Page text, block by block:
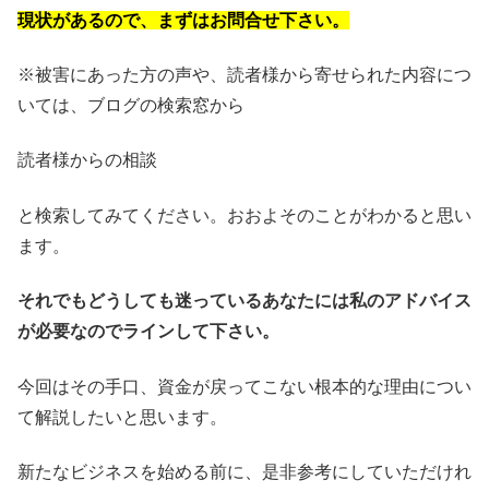
現状があるので、まずはお問合せ下さい。
※被害にあった方の声や、読者様から寄せられた内容につ
いては、ブログの検索窓から
読者様からの相談
と検索してみてください。おおよそのことがわかると思い
ます。
それでもどうしても迷っているあなたには私のアドバイス
が必要なのでラインして下さい。
今回はその手口、資金が戻ってこない根本的な理由につい
て解説したいと思います。
新たなビジネスを始める前に、是非参考にしていただけれ